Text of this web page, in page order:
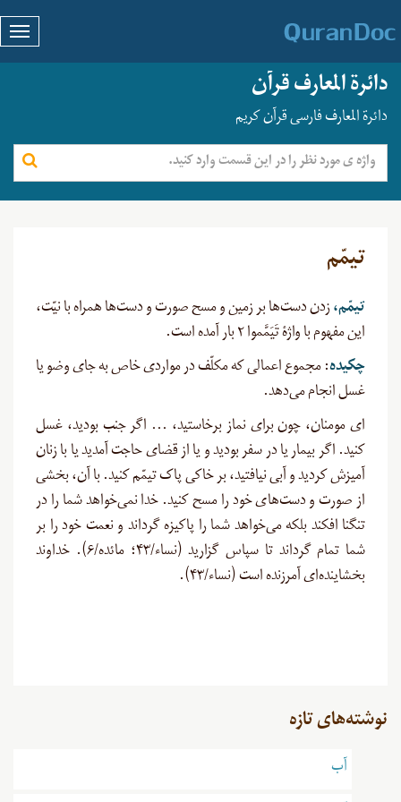
دائرة المعارف قرآن
دائرة المعارف فارسی قرآن کریم
تیمّم
تیمّم، زدن دست‌ها بر زمین و مسح صورت و دست‌ها همراه با نیّت،
این مفهوم با واژۀ تَیَمَّموا ۲ بار آمده است.
چکیده: مجموع اعمالی که مکلّف در مواردی خاص به جای وضو یا
غسل انجام می‌دهد.
ای مومنان، چون برای نماز برخاستید، … اگر جنب بودید، غسل
کنید. اگر بیمار یا در سفر بودید و یا از قضای حاجت آمدید یا با زنان
آمیزش کردید و آبی نیافتید، بر خاکی پاک تیمّم کنید. با آن، بخشی
از صورت و دست‌های خود را مسح کنید. خدا نمی‌خواهد شما را در
تنگنا افکند بلکه می‌خواهد شما را پاکیزه گرداند و نعمت خود را بر
شما تمام گرداند تا سپاس گزارید (نساء/۴۳؛ مائده/۶). خداوند
بخشاینده‌ای آمرزنده است (نساء/۴۳).
نوشته‌های تازه
آب